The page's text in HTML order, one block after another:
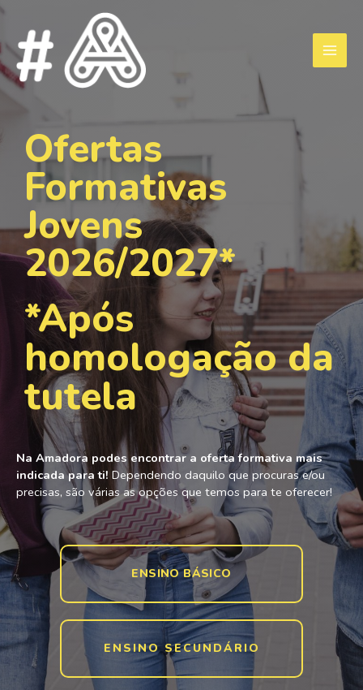
Ofertas
Formativas
Jovens
2026/2027*
*Após
homologação da
tutela
Na Amadora podes encontrar a oferta formativa mais
indicada para ti! Dependendo daquilo que procuras e/ou
precisas, são várias as opções que temos para te oferecer!
ENSINO BÁSICO
ENSINO SECUNDÁRIO